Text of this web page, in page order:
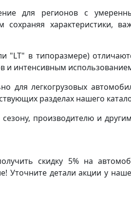
для регионов с
характеристики,
"LT" в типоразмере)
и интенсивным
для легкогрузовых
разделах нашего
производителю и
скидку 5% на
Уточните детали акции у